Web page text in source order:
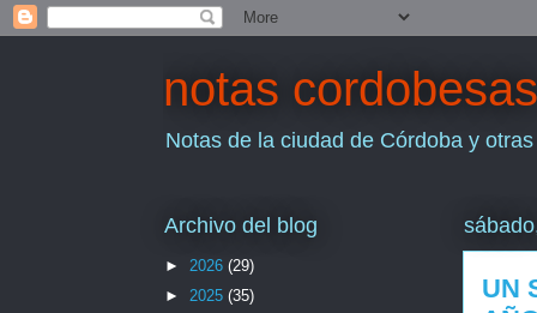
notas cordobesas
Notas de la ciudad de Córdoba y
UN
Archivo del blog
► 2026 (29)
► 2025 (35)